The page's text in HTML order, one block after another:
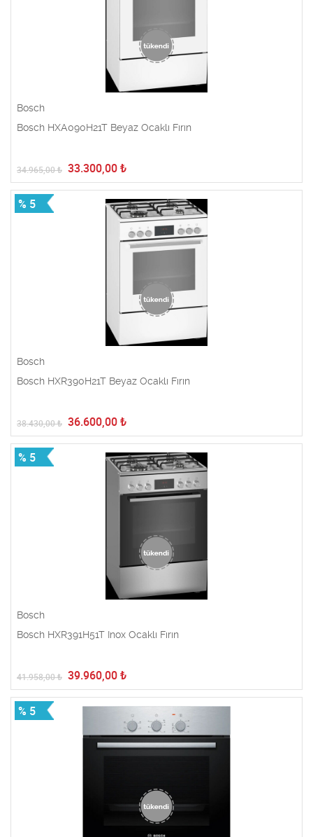
Bosch
Bosch HXA090H21T Beyaz Ocaklı Fırın
34.965,00₺ 33.300,00 ₺
% 5
Bosch
Bosch HXR390H21T Beyaz Ocaklı Fırın
38.430,00₺ 36.600,00 ₺
% 5
Bosch
Bosch HXR391H51T Inox Ocaklı Fırın
41.958,00₺ 39.960,00 ₺
% 5